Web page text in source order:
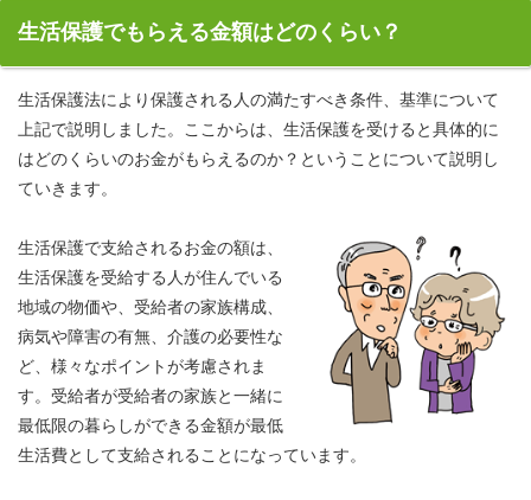
生活保護でもらえる金額はどのくらい？
生活保護法により保護される人の満たすべき条件、基準について
上記で説明しました。ここからは、生活保護を受けると具体的に
はどのくらいのお金がもらえるのか？ということについて説明し
ていきます。
生活保護で支給されるお金の額は、
生活保護を受給する人が住んでいる
地域の物価や、受給者の家族構成、
病気や障害の有無、介護の必要性な
ど、様々なポイントが考慮されま
す。受給者が受給者の家族と一緒に
最低限の暮らしができる金額が最低
生活費として支給されることになっています。